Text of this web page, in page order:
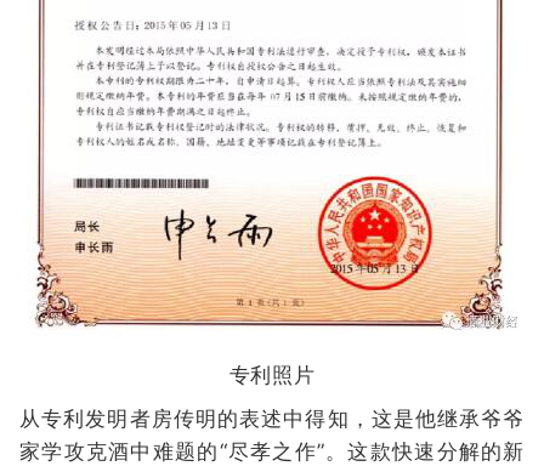
专利照片
从专利发明者房传明的表述中得知，这是他继承爷爷
家学攻克酒中难题的“尽孝之作”。这款快速分解的新